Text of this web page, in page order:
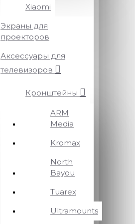
Xiaomi
Экраны для
проекторов
Аксессуары для
телевизоров
Кронштейны
ARM
Media
Kromax
North
Bayou
Tuarex
Ultramounts